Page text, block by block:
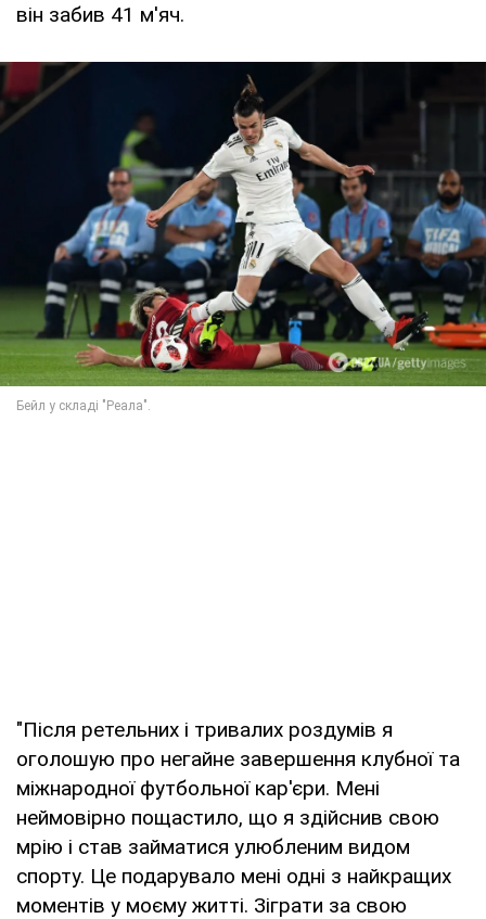
він забив 41 м'яч.
"Після ретельних і тривалих роздумів я
оголошую про негайне завершення клубної та
міжнародної футбольної кар'єри. Мені
неймовірно пощастило, що я здійснив свою
мрію і став займатися улюбленим видом
спорту. Це подарувало мені одні з найкращих
моментів у моєму житті. Зіграти за свою